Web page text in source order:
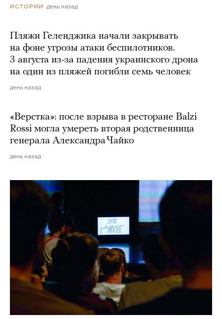
ИСТОРИИ день назад
Пляжи Геленджика начали закрывать
на фоне угрозы атаки беспилотников.
3 августа из-за падения украинского дрона
на один из пляжей погибли семь человек
день назад
«Верстка»: после взрыва в ресторане Balzi
Rossi могла умереть вторая родственница
генерала Александра Чайко
день назад